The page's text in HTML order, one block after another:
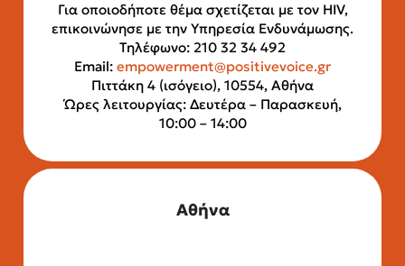
Για οποιοδήποτε θέμα σχετίζεται με τον HIV,
επικοινώνησε με την Υπηρεσία Ενδυνάμωσης.
Τηλέφωνο: 210 32 34 492
Email: empowerment@positivevoice.gr
Πιττάκη 4 (ισόγειο), 10554, Αθήνα
Ώρες λειτουργίας: Δευτέρα – Παρασκευή,
10:00 – 14:00
Αθήνα